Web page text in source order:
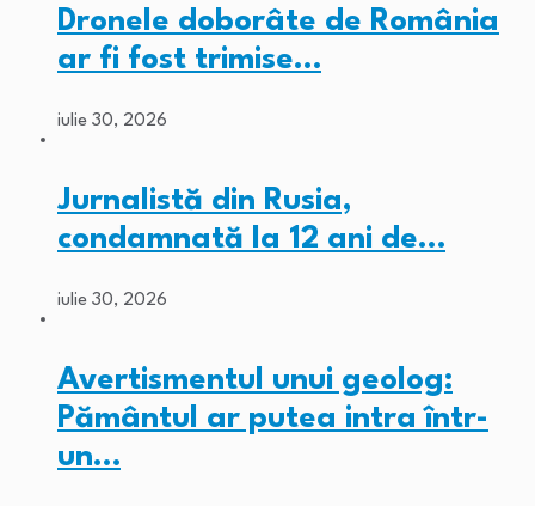
Dronele doborâte de România
ar fi fost trimise…
iulie 30, 2026
Jurnalistă din Rusia,
condamnată la 12 ani de…
iulie 30, 2026
Avertismentul unui geolog:
Pământul ar putea intra într-
un…